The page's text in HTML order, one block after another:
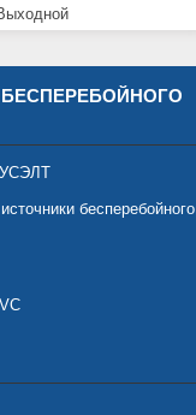
бесперебойного